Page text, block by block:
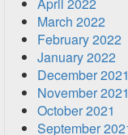
March 2022
February 2022
January 2022
December 2021
November 2021
October 2021
September